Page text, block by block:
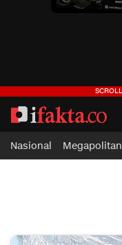
ifakta.co
#pastibenar
Nasional Megapolitan